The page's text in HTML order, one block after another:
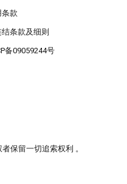
款
结条款及细则
备09059244号
保留一切追索权利 。